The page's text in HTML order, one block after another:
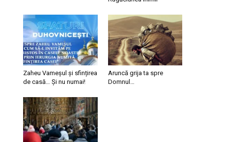
Zaheu Vameșul și sfințirea
de casă… Și nu numai!
Aruncă grija ta spre
Domnul…